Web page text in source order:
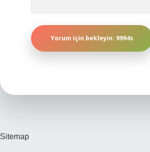
Sitemap